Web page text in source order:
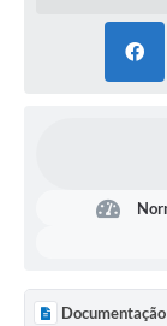
Documentação